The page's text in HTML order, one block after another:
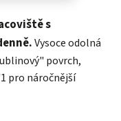
s
Vysoce odolná
povrch,
pro náročnější